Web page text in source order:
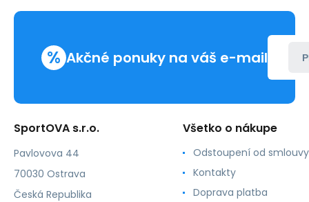
% Akčné ponuky na váš e-mail
SportOVA s.r.o.
Pavlovova 44
70030 Ostrava
Česká Republika
Všetko o nákupe
Odstoupení od smlouvy
Kontakty
Doprava platba